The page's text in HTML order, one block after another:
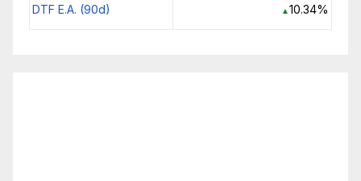
DTF E.A. (90d) ▲10.34%